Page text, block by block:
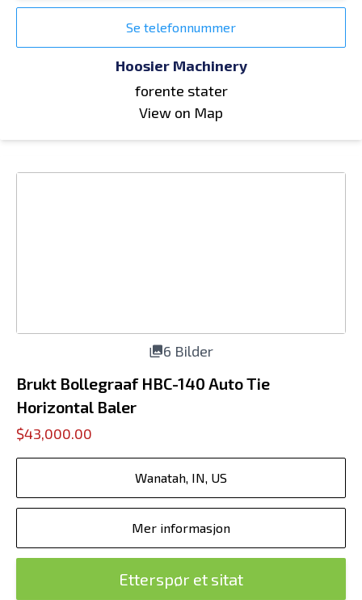
Se telefonnummer
Hoosier Machinery
forente stater
View on Map
6 Bilder
Brukt Bollegraaf HBC-140 Auto Tie
Horizontal Baler
$43,000.00
Wanatah, IN, US
Mer informasjon
Etterspør et sitat